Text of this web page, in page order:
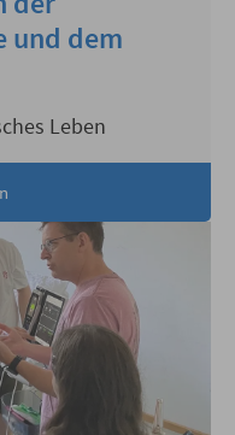
und dem
Leben